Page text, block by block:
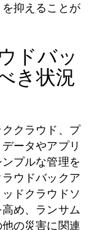
抑えることが
ドバッ
き状況
クラウド、プ
ータやアプリ
プルな管理を
ウドバックア
ドクラウドソ
め、ランサム
の災害に関連